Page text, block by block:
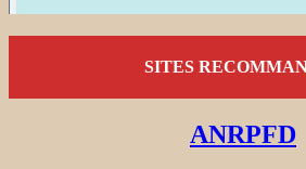
SITES
ANRPFD